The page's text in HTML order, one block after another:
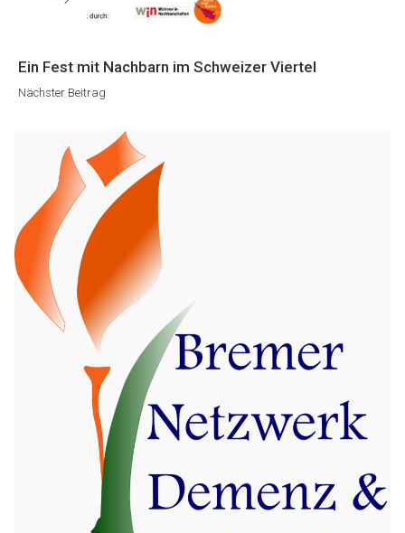
Nächster
Beitrag
Ein Fest mit Nachbarn im Schweizer Viertel
Nächster Beitrag